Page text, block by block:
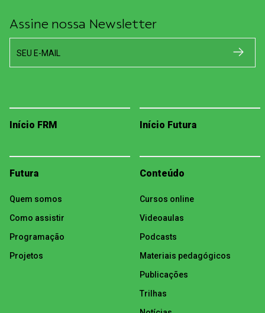
Assine nossa Newsletter
SEU E-MAIL
Início FRM Início Futura
Futura
Quem somos
Como assistir
Programação
Projetos
Conteúdo
Cursos online
Videoaulas
Podcasts
Materiais pedagógicos
Publicações
Trilhas